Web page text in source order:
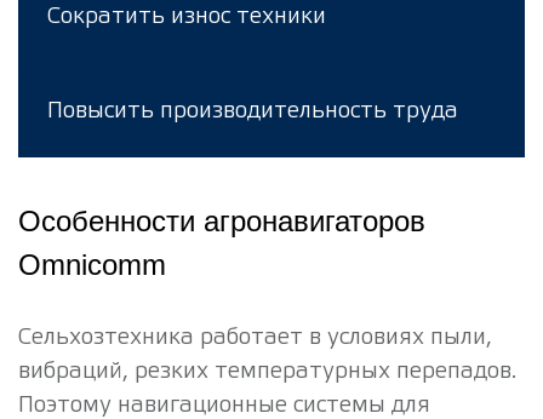
Сократить износ техники
Повысить производительность труда
Особенности агронавигаторов
Omnicomm
Сельхозтехника работает в условиях пыли,
вибраций, резких температурных перепадов.
Поэтому навигационные системы для